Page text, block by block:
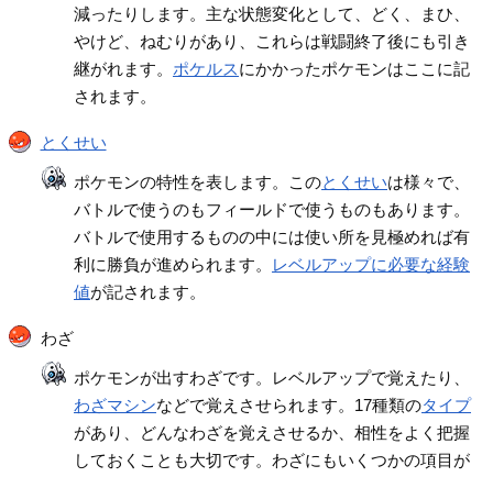
減ったりします。主な状態変化として、どく、まひ、
やけど、ねむりがあり、これらは戦闘終了後にも引き
継がれます。ポケルスにかかったポケモンはここに記
されます。
とくせい
ポケモンの特性を表します。このとくせいは様々で、
バトルで使うのもフィールドで使うものもあります。
バトルで使用するものの中には使い所を見極めれば有
利に勝負が進められます。
レベルアップに必要な経験
値が記されます。
わざ
ポケモンが出すわざです。レベルアップで覚えたり、
わざマシンなどで覚えさせられます。17種類のタイプ
があり、どんなわざを覚えさせるか、相性をよく把握
しておくことも大切です。わざにもいくつかの項目が